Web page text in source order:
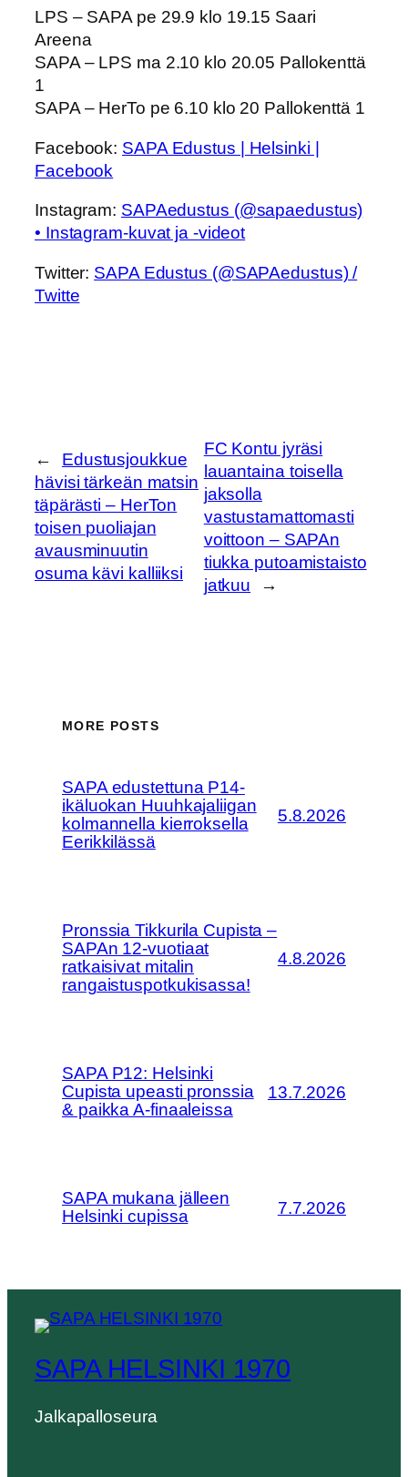
LPS – SAPA pe 29.9 klo 19.15 Saari
Areena
SAPA – LPS ma 2.10 klo 20.05 Pallokenttä
1
SAPA – HerTo pe 6.10 klo 20 Pallokenttä 1
Facebook: SAPA Edustus | Helsinki |
Facebook
Instagram: SAPAedustus (@sapaedustus)
• Instagram-kuvat ja -videot
Twitter: SAPA Edustus (@SAPAedustus) /
Twitte
←
Edustusjoukkue
hävisi tärkeän matsin
täpärästi – HerTon
toisen puoliajan
avausminuutin
osuma kävi kalliiksi
FC Kontu jyräsi
lauantaina toisella
jaksolla
vastustamattomasti
voittoon – SAPAn
tiukka putoamistaisto
jatkuu
→
MORE POSTS
SAPA edustettuna P14-
ikäluokan Huuhkajaliigan
kolmannella kierroksella
Eerikkilässä
5.8.2026
Pronssia Tikkurila Cupista –
SAPAn 12-vuotiaat
ratkaisivat mitalin
rangaistuspotkukisassa!
4.8.2026
SAPA P12: Helsinki
Cupista upeasti pronssia
& paikka A-finaaleissa
13.7.2026
SAPA mukana jälleen
Helsinki cupissa
7.7.2026
SAPA HELSINKI 1970
Jalkapalloseura